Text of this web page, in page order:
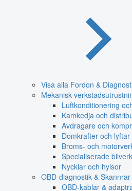
Visa alla Fordon &
Mekanisk
Luftkonditionering
Kamkedja och
Avdragare och
Domkrafter och lyftar
Broms- och
Specialiserade
Nycklar och hylsor
OBD-diagnostik & Skannrar
OBD-kablar &